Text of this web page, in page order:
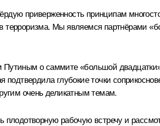
приверженность принципам
терроризма. Мы являемся партнёрами
о саммите «большой
подтвердила глубокие точки
очень деликатным темам.
плодотворную рабочую встречу и